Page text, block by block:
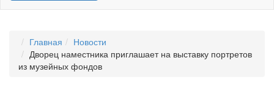
Главная
Новости
Дворец наместника приглашает на выставку портретов
из музейных фондов